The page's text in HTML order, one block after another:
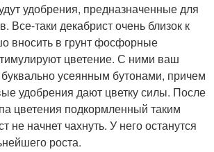
удобрения, предназначенные для
Все-таки декабрист очень близок к
вносить в грунт фосфорные
цветение. С ними ваш
буквально усеянным бутонами, причем
удобрения дают цветку силы. После
цветения подкормленный таким
не начнет чахнуть. У него останутся
роста.